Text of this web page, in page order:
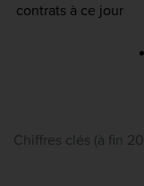
Chiffres clés (à fin
contrats à ce jour